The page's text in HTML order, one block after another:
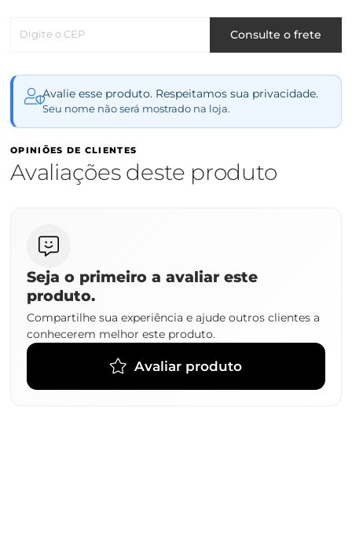
Digite o CEP Consulte o frete
Avalie esse produto. Respeitamos sua privacidade.
Seu nome não será mostrado na loja.
OPINIÕES DE CLIENTES
Avaliações deste produto
Seja o primeiro a avaliar este
produto.
Compartilhe sua experiência e ajude outros clientes a
conhecerem melhor este produto.
Avaliar produto